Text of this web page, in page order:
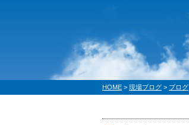
HOME > 現場ブログ > ブログ